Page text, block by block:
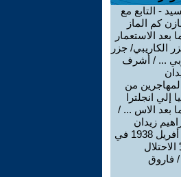
- التابع مع
كم الماز
بعد الاستعمار
الكاريبي/ جزر
... / أشرف
من
إلي انجلترا
بعد الاس ... /
زيدان
انتفاضة أفريل 1938 في
فاروق